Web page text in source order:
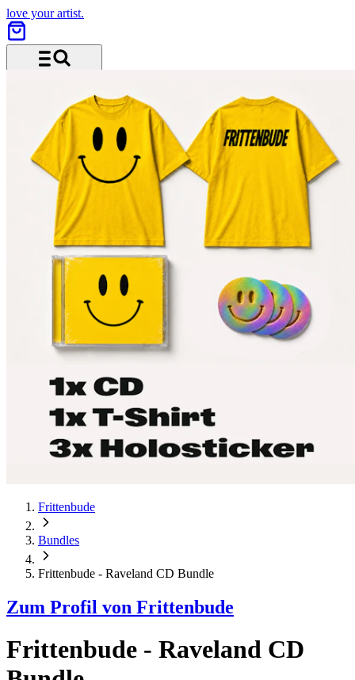
love your artist.
Frittenbude
Bundles
Frittenbude - Raveland CD Bundle
Zum Profil von Frittenbude
Frittenbude - Raveland CD